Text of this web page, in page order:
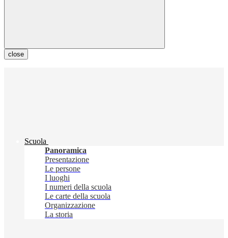
close
Scuola
Panoramica
Presentazione
Le persone
I luoghi
I numeri della scuola
Le carte della scuola
Organizzazione
La storia